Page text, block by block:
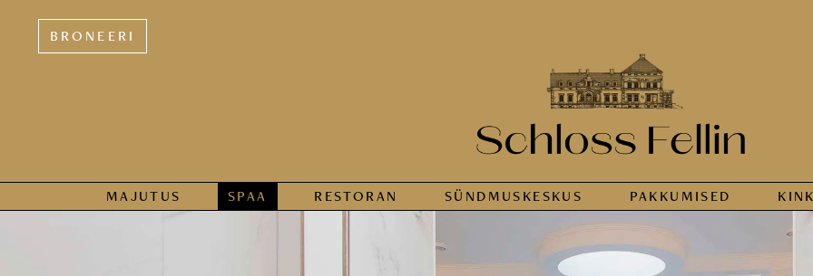
BRONEERI
MAJUTUS SPAA RESTORAN SÜNDMUS­KESKUS PAKKUMISED